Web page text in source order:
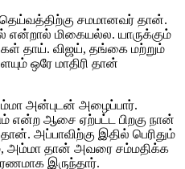
சமமானவர் தான்.
என்றால் மிகையல்ல. யாருக்கும்
தாய். விஜய், தங்கை மற்றும்
ஒரே மாதிரி தான்
அன்புடன் அழைப்பார்.
என்ற ஆசை ஏற்பட்ட பிறகு நான்
அப்பாவிற்கு இதில் பெரிதும்
அம்மா தான் அவரை சம்மதிக்க
இருந்தார்.